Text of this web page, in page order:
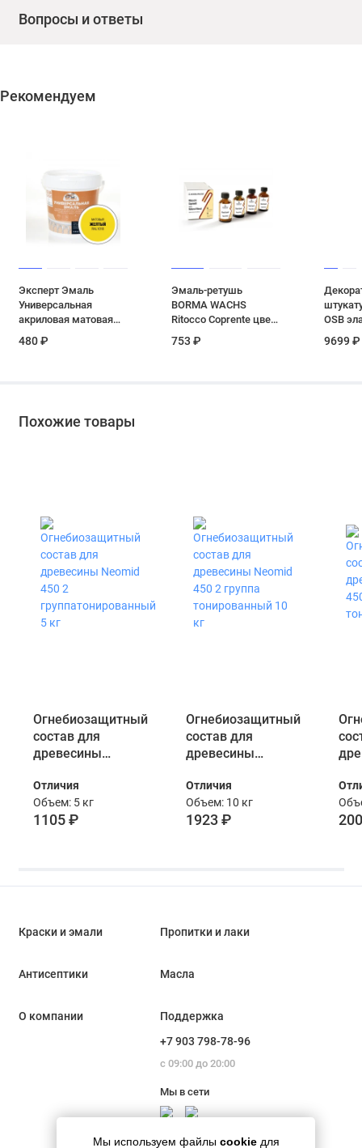
Вопросы и ответы
Рекомендуем
Эксперт Эмаль
Универсальная
акриловая матовая
кг
480 ₽
Эмаль-ретушь
BORMA WACHS
Ritocco Coprente цвет
753 ₽
OSB
16 кг
9699 ₽
Похожие товары
Огнебиозащитный
состав для
древесины
группатонированный
5 кг
Отличия
Объем: 5 кг
1105 ₽
Огнебиозащитный
состав для
древесины
группа
тонированный 10
кг
Отличия
Объем: 10 кг
1923 ₽
Мы используем файлы cookie для
Краски и эмали Пропитки и лаки
Антисептики Масла
О компании
Поддержка
+7 903 798-78-96
с 09:00 до 20:00
Мы в сети